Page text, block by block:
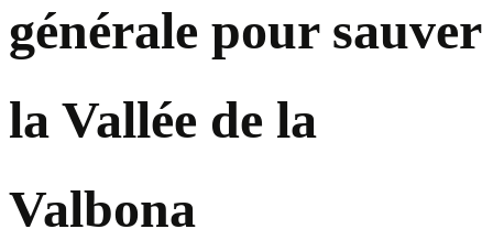
générale pour sauver
la Vallée de la
Valbona